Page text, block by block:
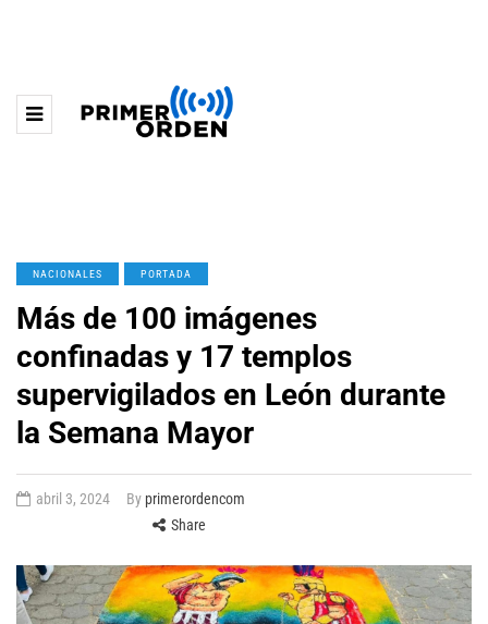
NACIONALES PORTADA
Más de 100 imágenes
confinadas y 17 templos
supervigilados en León durante
la Semana Mayor
abril 3, 2024 By primerordencom
Share